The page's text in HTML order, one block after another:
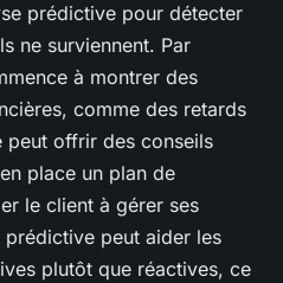
prédictive pour détecter
ne surviennent. Par
à montrer des
comme des retards
peut offrir des conseils
place un plan de
le client à gérer ses
peut aider les
plutôt que réactives, ce